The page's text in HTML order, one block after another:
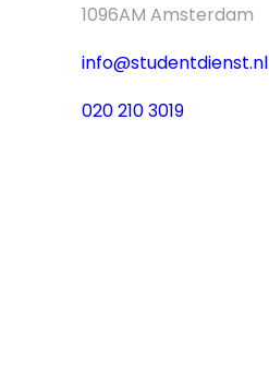
1096AM Amsterdam
info@studentdienst.nl
020 210 3019